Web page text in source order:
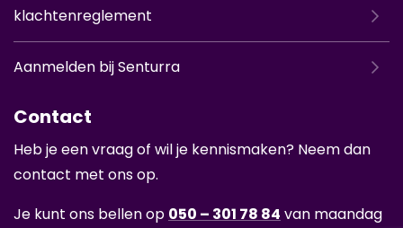
klachtenreglement
Aanmelden bij Senturra
Contact
Heb je een vraag of wil je ken­nis­ma­ken? Neem dan
con­tact met ons op.
Je kunt ons bel­len op 050 – 301 78 84 van maan­dag